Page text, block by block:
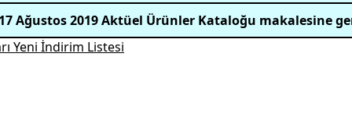
Ağustos 2019 Aktüel Ürünler Kataloğu makalesine